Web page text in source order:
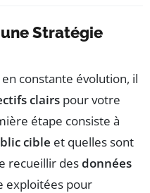
Stratégie
en constante évolution, il
clairs pour votre
étape consiste à
cible et quelles sont
recueillir desdonnées
exploitées pour